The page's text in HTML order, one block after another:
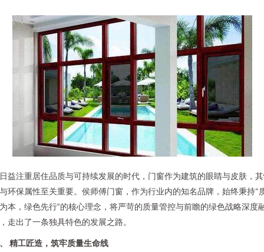
益注重居住品质与可持续发展的时代，门窗作为建筑的眼睛与皮肤，
环保属性至关重要。侯师傅门窗，作为行业内的知名品牌，始终秉持“
本，绿色先行”的核心理念，将严苛的质量管控与前瞻的绿色战略深度
走出了一条独具特色的发展之路。
精工匠造，筑牢质量生命线